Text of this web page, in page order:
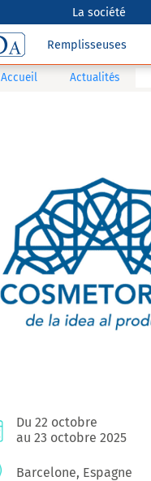
La société
Remplisseuses
Accueil Actualités
Du 22 octobre
au 23 octobre 2025
Barcelone, Espagne